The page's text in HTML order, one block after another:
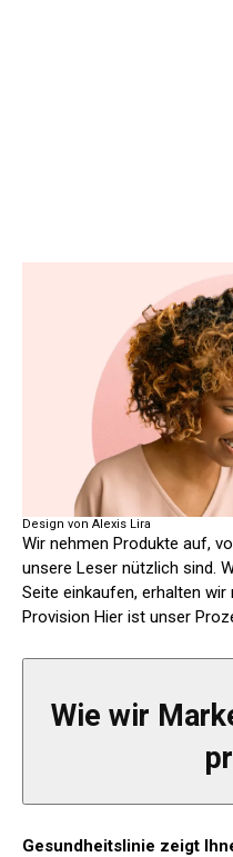
Design von Alexis Lira
Wir nehmen Produkte auf,
unsere Leser nützlich sind.
Seite einkaufen, erhalten
Provision Hier ist unser
Wie wir
Gesundheitslinie zeigt